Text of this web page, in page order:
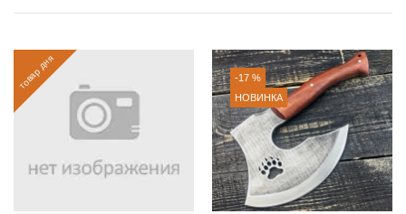
товар дня
-17 %
НОВИНКА